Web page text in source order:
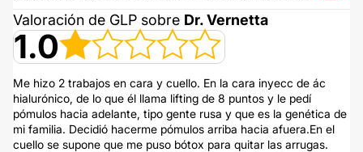
Valoración de GLP sobre Dr. Vernetta
1.0
Me hizo 2 trabajos en cara y cuello. En la cara inyecc de ác
hialurónico, de lo que él llama lifting de 8 puntos y le pedí
pómulos hacia adelante, tipo gente rusa y que es la genética de
mi familia. Decidió hacerme pómulos arriba hacia afuera.En el
cuello se supone que me puso bótox para quitar las arrugas.